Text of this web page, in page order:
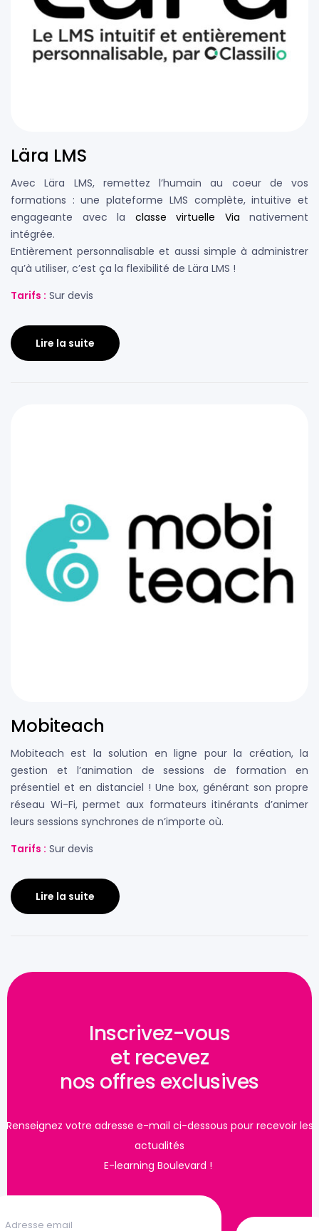
Lära LMS
Avec Lära LMS, remettez l’humain au coeur de vos
formations : une plateforme LMS complète, intuitive et
engageante avec la classe virtuelle Via nativement
intégrée.
Entièrement personnalisable et aussi simple à administrer
qu’à utiliser, c’est ça la flexibilité de Lära LMS !
Tarifs : Sur devis
Lire la suite
Mobiteach
Mobiteach est la solution en ligne pour la création, la
gestion et l’animation de sessions de formation en
présentiel et en distanciel ! Une box, générant son propre
réseau Wi-Fi, permet aux formateurs itinérants d’animer
leurs sessions synchrones de n’importe où.
Tarifs : Sur devis
Lire la suite
Inscrivez-vous
et recevez
nos offres exclusives
Renseignez votre adresse e-mail ci-dessous pour recevoir les
actualités
E-learning Boulevard !